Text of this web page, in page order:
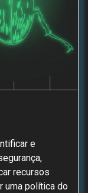
e
recursos
uma política do